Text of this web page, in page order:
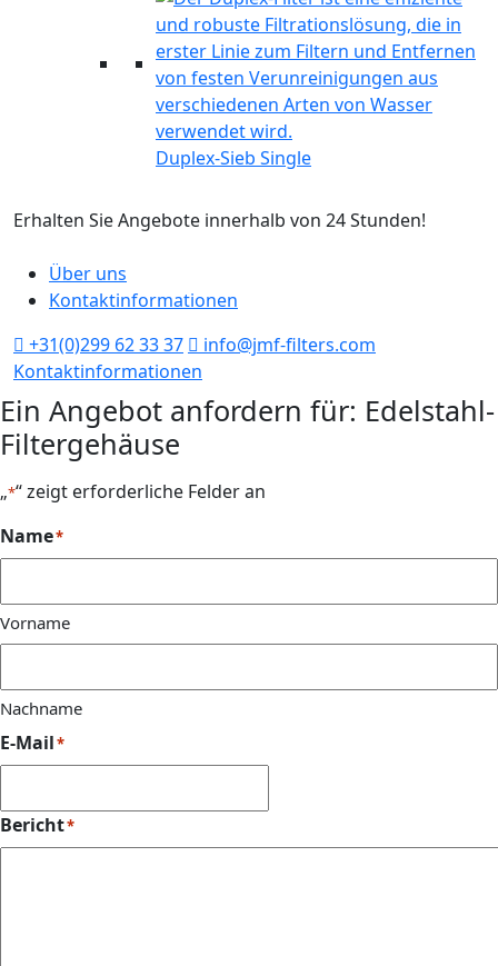
Duplex-Sieb Single
Erhalten Sie Angebote innerhalb von 24 Stunden!
Über uns
Kontaktinformationen
+31(0)299 62 33 37
info@jmf-filters.com
Kontaktinformationen
Ein Angebot anfordern für: Edelstahl-
Filtergehäuse
„*“ zeigt erforderliche Felder an
Name*
Vorname
Nachname
E-Mail*
Bericht*